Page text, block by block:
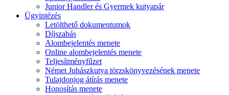
Junior Handler és Gyermek kutyapár
Ügyintézés
Letölthető dokumentumok
Díjszabás
Alombejelentés menete
Online alombejelentés menete
Teljesítményfűzet
Német Juhászkutya törzskönyvezésének menete
Tulajdonjog átírás menete
Honosítás menete